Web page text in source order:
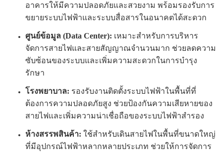
อาคารให้มีความปลอดภัยและสวยงาม พร้อมรองรับการ
ขยายระบบไฟฟ้าและระบบสื่อสารในอนาคตได้สะดวก
ศูนย์ข้อมูล (Data Center): เหมาะสำหรับการบริหาร
จัดการสายไฟและสายสัญญาณจำนวนมาก ช่วยลดความ
ซับซ้อนของระบบและเพิ่มความสะดวกในการบำรุง
รักษา
โรงพยาบาล: รองรับงานติดตั้งระบบไฟฟ้าในพื้นที่ที่
ต้องการความปลอดภัยสูง ช่วยป้องกันความเสียหายของ
สายไฟและเพิ่มความน่าเชื่อถือของระบบไฟฟ้าสำรอง
ห้างสรรพสินค้า: ใช้สำหรับเดินสายไฟในพื้นที่ขนาดใหญ่
ที่มีอุปกรณ์ไฟฟ้าหลากหลายประเภท ช่วยให้การจัดการ